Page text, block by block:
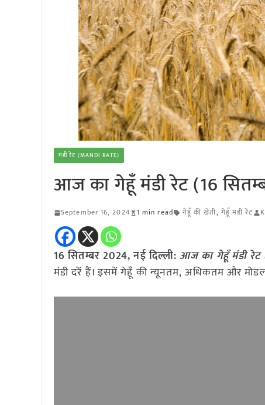
मंडी रेट (MANDI RATE)
आज का गेहूँ मंडी रेट (16
September 16, 2024 1 min read गेहूँ की खेती, गेहूँ मंडी रेट
16 सितम्बर 2024, नई दिल्ली: आज का गेहूँ मंडी रेट
मंडी दरें हैं। इसमें गेहूँ की न्यूनतम, अधिकतम और